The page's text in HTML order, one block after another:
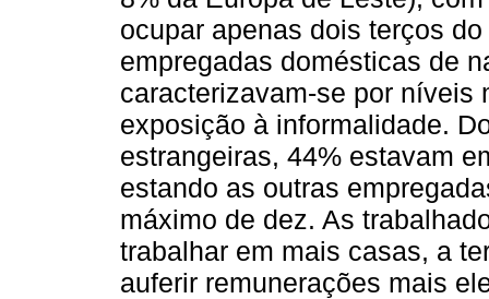
ocupar apenas dois terços
empregadas domésticas de
caracterizavam-se por níveis
exposição à informalidade.
estrangeiras, 44% estavam
estando as outras
máximo de dez. As
trabalhar em mais casas, a
auferir remunerações mais